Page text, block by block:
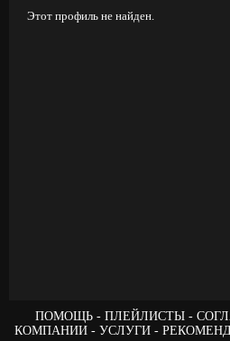
Этот профиль не найден.
ПОМОЩЬ ПЛЕЙЛИСТЫ
КОМПАНИИ
УСЛУГИ